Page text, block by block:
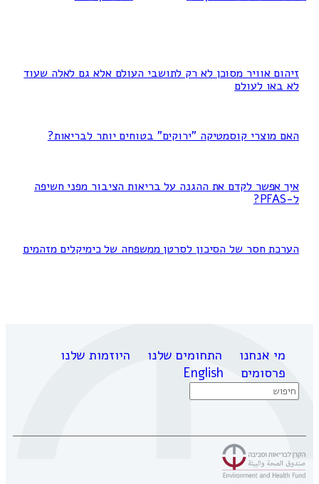
זיהום אוויר מסוכן לא רק לתושבי העולם אלא גם לאלה שעוד
לא באו לעולם
האם מוצרי קוסמטיקה "ירוקים" בטוחים יותר לבריאות?
איך אפשר לקדם את ההגנה על בריאות הציבור מפני חשיפה
ל-PFAS?
הערכת חסר של הסיכון לסרטן ממשפחה של כימיקלים מזהמים
מי אנחנו התחומים שלנו
היוזמות שלנו
פרסומים
English
Search